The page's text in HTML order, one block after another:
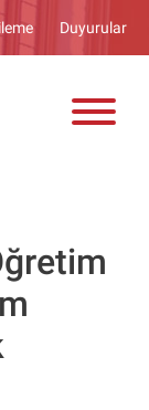
Duyurular